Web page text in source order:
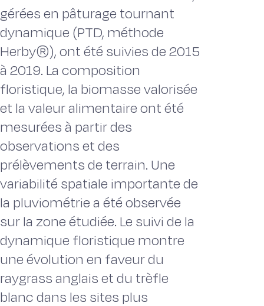
gérées en pâturage tournant
dynamique (PTD, méthode
Herby®), ont été suivies de 2015
à 2019. La composition
floristique, la biomasse valorisée
et la valeur alimentaire ont été
mesurées à partir des
observations et des
prélèvements de terrain. Une
variabilité spatiale importante de
la pluviométrie a été observée
sur la zone étudiée. Le suivi de la
dynamique floristique montre
une évolution en faveur du
raygrass anglais et du trèfle
blanc dans les sites plus